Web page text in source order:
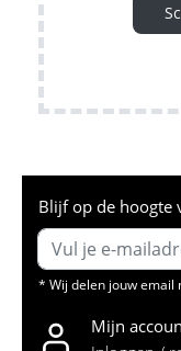
Blijf op de hoogte
* Wij delen jouw email
Mijn